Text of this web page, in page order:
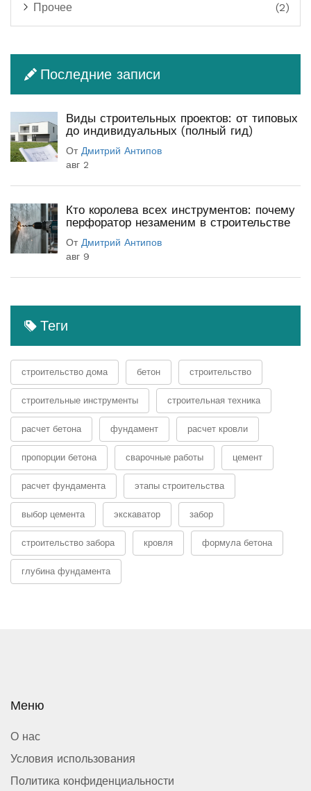
Прочее (2)
Последние записи
Виды строительных проектов: от типовых
до индивидуальных (полный гид)
От Дмитрий Антипов
авг 2
Кто королева всех инструментов: почему
перфоратор незаменим в строительстве
От Дмитрий Антипов
авг 9
Теги
строительство дома бетон строительство
строительные инструменты строительная техника
расчет бетона фундамент расчет кровли
пропорции бетона сварочные работы цемент
расчет фундамента этапы строительства
выбор цемента экскаватор забор
строительство забора кровля формула бетона
глубина фундамента
Меню
О нас
Условия использования
Политика конфиденциальности